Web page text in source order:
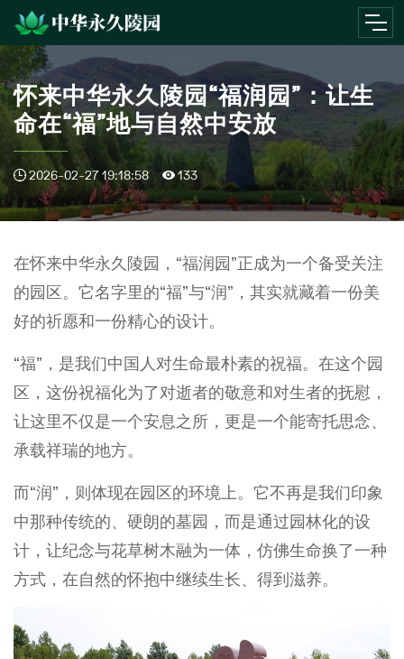
怀来中华永久陵园“福润园”：让生
命在“福”地与自然中安放
2026-02-27 19:18:58 133
在怀来中华永久陵园，“福润园”正成为一个备受关注
的园区。它名字里的“福”与“润”，其实就藏着一份美
好的祈愿和一份精心的设计。
“福”，是我们中国人对生命最朴素的祝福。在这个园
区，这份祝福化为了对逝者的敬意和对生者的抚慰，
让这里不仅是一个安息之所，更是一个能寄托思念、
承载祥瑞的地方。
而“润”，则体现在园区的环境上。它不再是我们印象
中那种传统的、硬朗的墓园，而是通过园林化的设
计，让纪念与花草树木融为一体，仿佛生命换了一种
方式，在自然的怀抱中继续生长、得到滋养。